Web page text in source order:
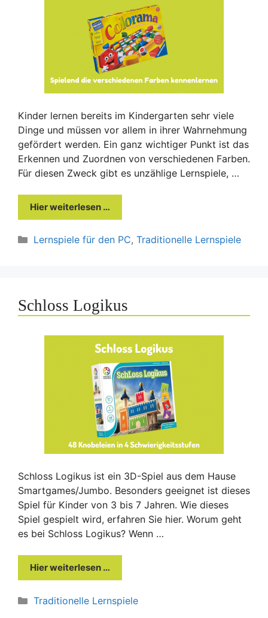
Kinder lernen bereits im Kindergarten sehr viele
Dinge und müssen vor allem in ihrer Wahrnehmung
gefördert werden. Ein ganz wichtiger Punkt ist das
Erkennen und Zuordnen von verschiedenen Farben.
Für diesen Zweck gibt es unzählige Lernspiele, …
Hier weiterlesen …
Kategorien
Lernspiele für den PC, Traditionelle Lernspiele
Schloss Logikus
Schloss Logikus ist ein 3D-Spiel aus dem Hause
Smartgames/Jumbo. Besonders geeignet ist dieses
Spiel für Kinder von 3 bis 7 Jahren. Wie dieses
Spiel gespielt wird, erfahren Sie hier. Worum geht
es bei Schloss Logikus? Wenn …
Hier weiterlesen …
Kategorien
Traditionelle Lernspiele